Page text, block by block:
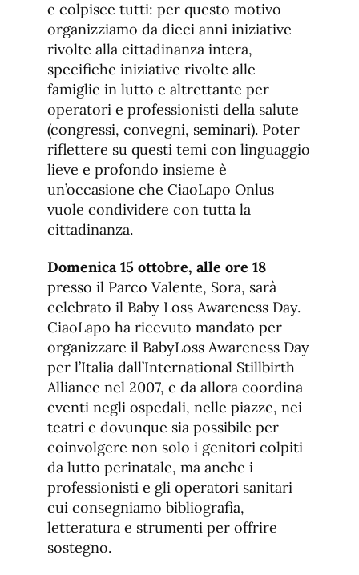
e colpisce tutti: per questo motivo
organizziamo da dieci anni iniziative
rivolte alla cittadinanza intera,
specifiche iniziative rivolte alle
famiglie in lutto e altrettante per
operatori e professionisti della salute
(congressi, convegni, seminari). Poter
riflettere su questi temi con linguaggio
lieve e profondo insieme è
un’occasione che CiaoLapo Onlus
vuole condividere con tutta la
cittadinanza.
Domenica 15 ottobre, alle ore 18
presso il Parco Valente, Sora, sarà
celebrato il Baby Loss Awareness Day.
CiaoLapo ha ricevuto mandato per
organizzare il BabyLoss Awareness Day
per l’Italia dall’International Stillbirth
Alliance nel 2007, e da allora coordina
eventi negli ospedali, nelle piazze, nei
teatri e dovunque sia possibile per
coinvolgere non solo i genitori colpiti
da lutto perinatale, ma anche i
professionisti e gli operatori sanitari
cui consegniamo bibliografia,
letteratura e strumenti per offrire
sostegno.